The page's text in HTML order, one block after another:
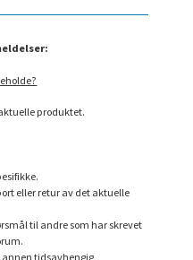
produktet.
eller retur av det aktuelle
til andre som har skrevet
annen tidsavhengig